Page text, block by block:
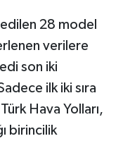
28 model
verilere
son iki
ilk iki sıra
Hava Yolları,
birincilik